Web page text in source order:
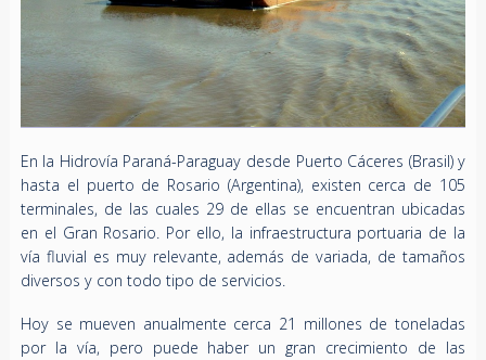
En la Hidrovía Paraná-Paraguay desde Puerto Cáceres (Brasil) y
hasta el puerto de Rosario (Argentina), existen cerca de 105
terminales, de las cuales 29 de ellas se encuentran ubicadas
en el Gran Rosario. Por ello, la infraestructura portuaria de la
vía fluvial es muy relevante, además de variada, de tamaños
diversos y con todo tipo de servicios.
Hoy se mueven anualmente cerca 21 millones de toneladas
por la vía, pero puede haber un gran crecimiento de las